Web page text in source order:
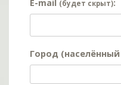
E-mail (будет скрыт):
Город (населённый